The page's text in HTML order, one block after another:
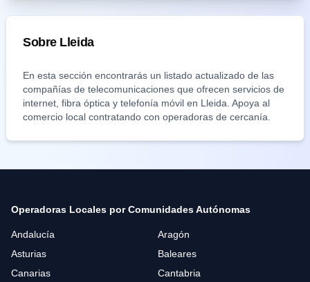
Sobre Lleida
En esta sección encontrarás un listado actualizado de las
compañías de telecomunicaciones que ofrecen servicios de
internet, fibra óptica y telefonía móvil en Lleida . Apoya al
comercio local contratando con operadoras de cercanía.
Operadoras Locales por Comunidades Autónomas
Andalucía
Aragón
Asturias
Baleares
Canarias
Cantabria